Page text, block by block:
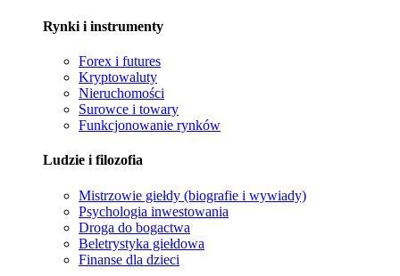
Rynki i instrumenty
Forex i futures
Kryptowaluty
Nieruchomości
Surowce i towary
Funkcjonowanie rynków
Ludzie i filozofia
Mistrzowie giełdy (biografie i wywiady)
Psychologia inwestowania
Droga do bogactwa
Beletrystyka giełdowa
Finanse dla dzieci